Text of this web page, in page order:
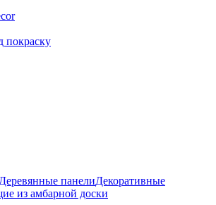
покраску
Деревянные панелиДекоративные
из амбарной доски